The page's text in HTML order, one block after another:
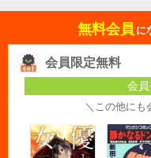
無料会員 に
会員限定無料
会
＼この他にも